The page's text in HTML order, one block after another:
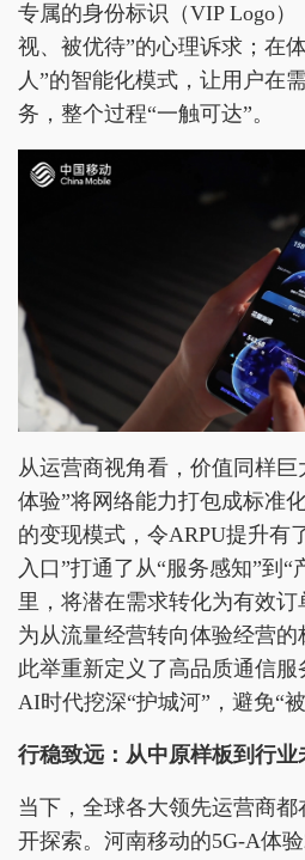
专属的身份标识（VIP Logo）
视、被优待”的心理诉求；在
人”的智能化模式，让用户在
务，整个过程“一触可达”。
从运营商视角看，价值同样
体验”将网络能力打包成标准
的变现模式，令ARPU提升有
入口”打通了从“服务感知”到
里，将潜在需求转化为有效
为从流量经营转向体验经营
此举重新定义了高品质通信
AI时代挖深“护城河”，避免“
行稳致远：从中原样板到行业
当下，全球各大领先运营商
开探索。河南移动的5G-A体